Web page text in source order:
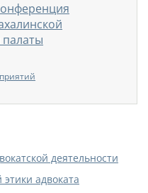
палаты
деятельности
адвоката